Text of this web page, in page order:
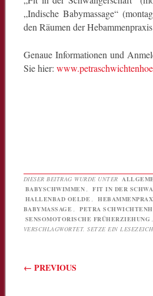
„Indische Babymassage“
den Räumen der
Genaue Informationen und
Sie hier:
DIESER BEITRAG WURDE UNTER
BABYSCHWIMMEN
FIT IN DER
HALLENBAD OELDE
BABYMASSAGE
PETRA
SENSOMOTORISCHE FRÜHERZIEHUNG
VERSCHLAGWORTET. SETZE EIN
← PREVIOUS